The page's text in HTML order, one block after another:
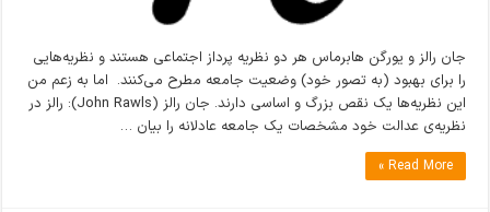
جان رالز و یورگن هابرماس هر دو نظریه پرداز اجتماعی هستند و نظریه‌هایی
را برای بهبود (به تصور خود) وضعیت جامعه مطرح می‌کنند. اما به زعم من
این نظریه‌ها یک نقص بزرگ و اساسی دارند. جان رالز (John Rawls): رالز در
نظریه‌ی عدالت خود مشخصات یک جامعه عادلانه را بیان …
Read More »